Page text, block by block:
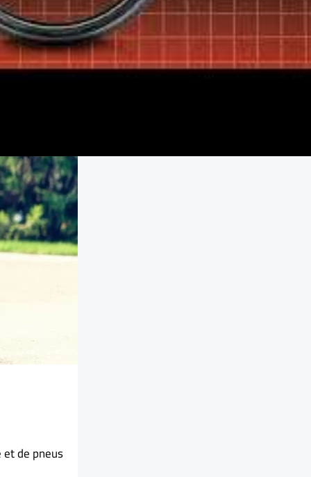
de pneus